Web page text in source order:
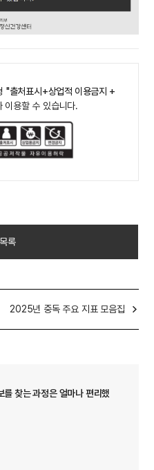
"출처표시+상업적 이용금지 +
이용할 수 있습니다.
목록
2025년 중독 주요 지표 모음집
찾는 과정은 얼마나 편리했